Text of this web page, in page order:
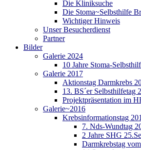
Die Kliniksuche
Die Stoma~Selbsthilfe
Wichtiger Hinweis
Unser Besucherdienst
Partner
Bilder
Galerie 2024
10 Jahre Stoma-
Galerie 2017
Aktionstag Darmkrebs
13. BS´er Selbsthilfetag
Projektpräsentation im
Galerie~2016
Krebsinformationstag
7. Nds-Wundtag
2 Jahre SHG
Darmkrebstag